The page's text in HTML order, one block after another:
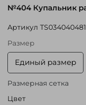
№404 Купальник
Размер
Единый размер
Размерная сетка
Артикул TS034040481
Цвет